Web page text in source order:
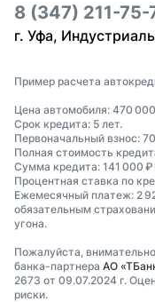
8 (347) 211-75-
г. Уфа,
Пример расчета
Цена автомобиля: 470
Срок кредита: 5 лет.
Первоначальный взнос:
Полная стоимость
Сумма кредита: 141 000 ₽
Процентная ставка по
Ежемесячный платеж: 2
обязательным
угона.
Пожалуйста,
банка-партнера АО
2673 от 09.07.2024 г.
риски.